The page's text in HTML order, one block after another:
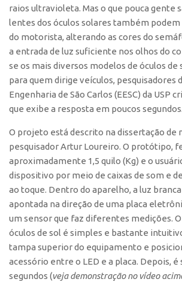
Bolsa Empreendedorismo
Bolsa Startup USP
PGI-USP
Conexão USP
Conexão Inter-USP
Leis e Normas
Inteligência Competitiva
Editais
Pesquisa na USP
EMBRAPIIs
CEPIDs
CEPIX
CPEs
INCTs
raios ultravioleta. Mas o que pouca gente
lentes dos óculos solares também
do motorista, alterando as cores do
a entrada de luz suficiente nos olhos do
se os mais diversos modelos de óculos de
para quem dirige veículos, pesquisadores
Engenharia de São Carlos (EESC) da USP
que exibe a resposta em poucos segundos.
O projeto está descrito na dissertação de
pesquisador Artur Loureiro. O protótipo,
aproximadamente 1,5 quilo (Kg) e o
dispositivo por meio de caixas de som e
ao toque. Dentro do aparelho, a luz branca
apontada na direção de uma placa
um sensor que faz diferentes medições.
óculos de sol é simples e bastante
tampa superior do equipamento e
acessório entre o LED e a placa. Depois, é
segundos (veja demonstração no vídeo